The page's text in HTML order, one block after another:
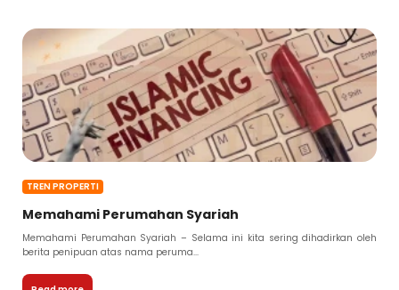
TREN PROPERTI
Memahami Perumahan Syariah
Memahami Perumahan Syariah – Selama ini kita sering dihadirkan oleh
berita penipuan atas nama peruma...